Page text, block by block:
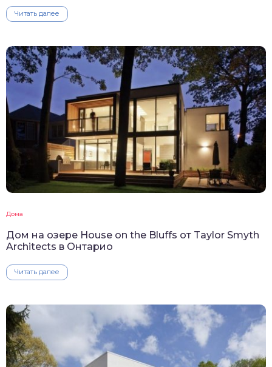
Читать далее
Дома
Дом на озере House on the Bluffs от Taylor Smyth
Architects в Онтарио
Читать далее